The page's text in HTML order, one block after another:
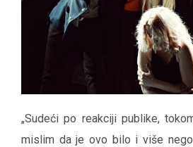
„Sudeći po reakciji publike,
mislim da je ovo bilo i više